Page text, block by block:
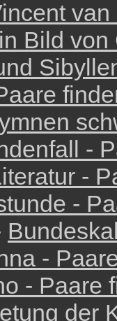
Bild von
-
-
-
-
- Paare
der